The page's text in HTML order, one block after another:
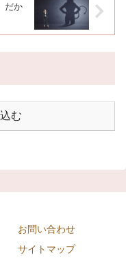
だか
む
お問い合わせ
サイトマップ